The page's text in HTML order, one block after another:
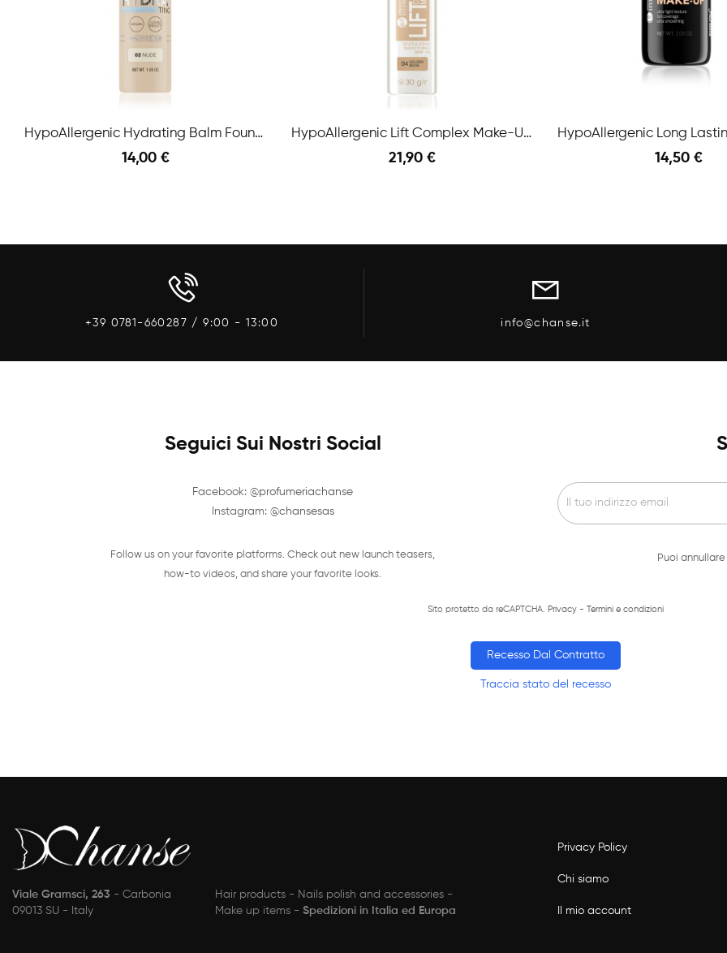
HypoAllergenic Hydrating Balm Foundation N.02 Nude
14,00 €
HypoAllergenic Lift Complex Make-Up SPF 15 N.04...
21,90 € 14,50 €
+39 0781-660287 / 9:00 - 13:00 info@chanse.it
Seguici Sui Nostri Social
Facebook: @profumeriachanse
Instagram: @chansesas
Follow us on your favorite platforms. Check out new launch teasers,
how-to videos, and share your favorite looks.
Puoi
Sito protetto da reCAPTCHA. Privacy- Termini e condizioni
Recesso Dal Contratto
Traccia stato del recesso
Viale Gramsci, 263 - Carbonia
09013 SU - Italy
Hair products - Nails polish and accessories -
Make up items - Spedizioni in Italia ed Europa
Privacy Policy
Chi siamo
Il mio account